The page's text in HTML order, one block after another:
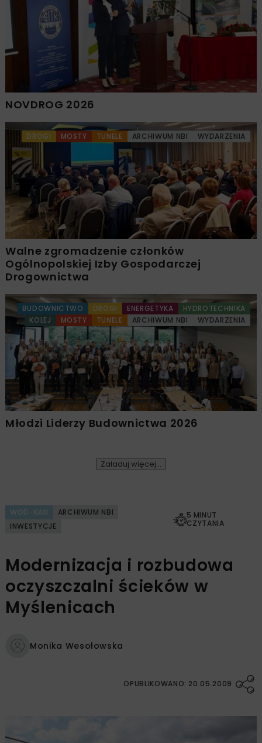
NOVDROG 2026
DROGI MOSTY TUNELE ARCHIWUM NBI WYDARZENIA
Walne zgromadzenie członków
Ogólnopolskiej Izby Gospodarczej
Drogownictwa
BUDOWNICTWO DROGI ENERGETYKA
HYDROTECHNIKA
KOLEJ
MOSTY TUNELE ARCHIWUM NBI WYDARZENIA
Młodzi Liderzy Budownictwa 2026
Załaduj więcej...
WOD-KAN
ARCHIWUM NBI
INWESTYCJE
5 MINUT
CZYTANIA
Modernizacja i rozbudowa
oczyszczalni ścieków w
Myślenicach
Monika Wesołowska
OPUBLIKOWANO: 20.05.2009